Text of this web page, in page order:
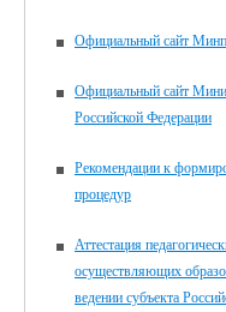
Официальный сайт
Официальный сайт
Российской Федерации
Рекомендации к
процедур
Аттестация
осуществляющих
ведении субъекта